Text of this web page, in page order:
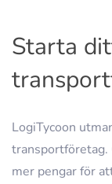
Starta
LogiTycoon
transportföretag.
mer pengar för